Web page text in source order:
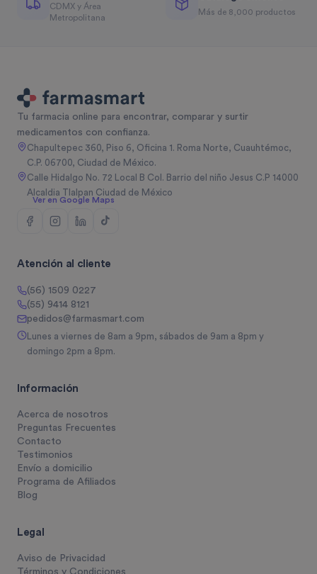
CDMX y Área
Metropolitana
Más de 8,000 productos
Tu farmacia online para encontrar, comparar y surtir
medicamentos con confianza.
Chapultepec 360, Piso 6, Oficina 1. Roma Norte, Cuauhtémoc,
C.P. 06700, Ciudad de México.
Calle Hidalgo No. 72 Local B Col. Barrio del niño Jesus C.P 14000
Alcaldia Tlalpan Ciudad de México
Ver en Google Maps
Atención al cliente
(56) 1509 0227
(55) 9414 8121
pedidos@farmasmart.com
Lunes a viernes de 8am a 9pm, sábados de 9am a 8pm y
domingo 2pm a 8pm.
Información
Acerca de nosotros
Preguntas Frecuentes
Contacto
Testimonios
Envío a domicilio
Programa de Afiliados
Blog
Legal
Aviso de Privacidad
Términos y Condiciones